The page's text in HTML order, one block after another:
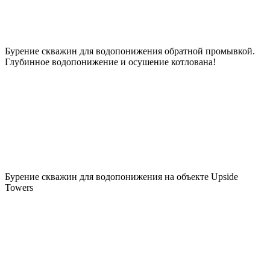
Бурение скважин для водопонижения обратной промывкой.
Глубинное водопонижение и осушение котлована!
Бурение скважин для водопонижения на объекте Upside
Towers